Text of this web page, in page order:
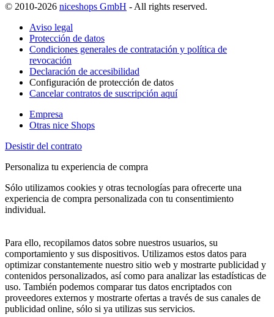
© 2010-2026 niceshops GmbH - All rights reserved.
Aviso legal
Protección de datos
Condiciones generales de contratación y política de
revocación
Declaración de accesibilidad
Configuración de protección de datos
Cancelar contratos de suscripción aquí
Empresa
Otras nice Shops
Desistir del contrato
Personaliza tu experiencia de compra
Sólo utilizamos cookies y otras tecnologías para ofrecerte una
experiencia de compra personalizada con tu consentimiento
individual.
Para ello, recopilamos datos sobre nuestros usuarios, su
comportamiento y sus dispositivos. Utilizamos estos datos para
optimizar constantemente nuestro sitio web y mostrarte publicidad y
contenidos personalizados, así como para analizar las estadísticas de
uso. También podemos comparar tus datos encriptados con
proveedores externos y mostrarte ofertas a través de sus canales de
publicidad online, sólo si ya utilizas sus servicios.